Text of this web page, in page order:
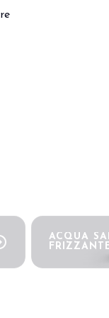
ACQUA